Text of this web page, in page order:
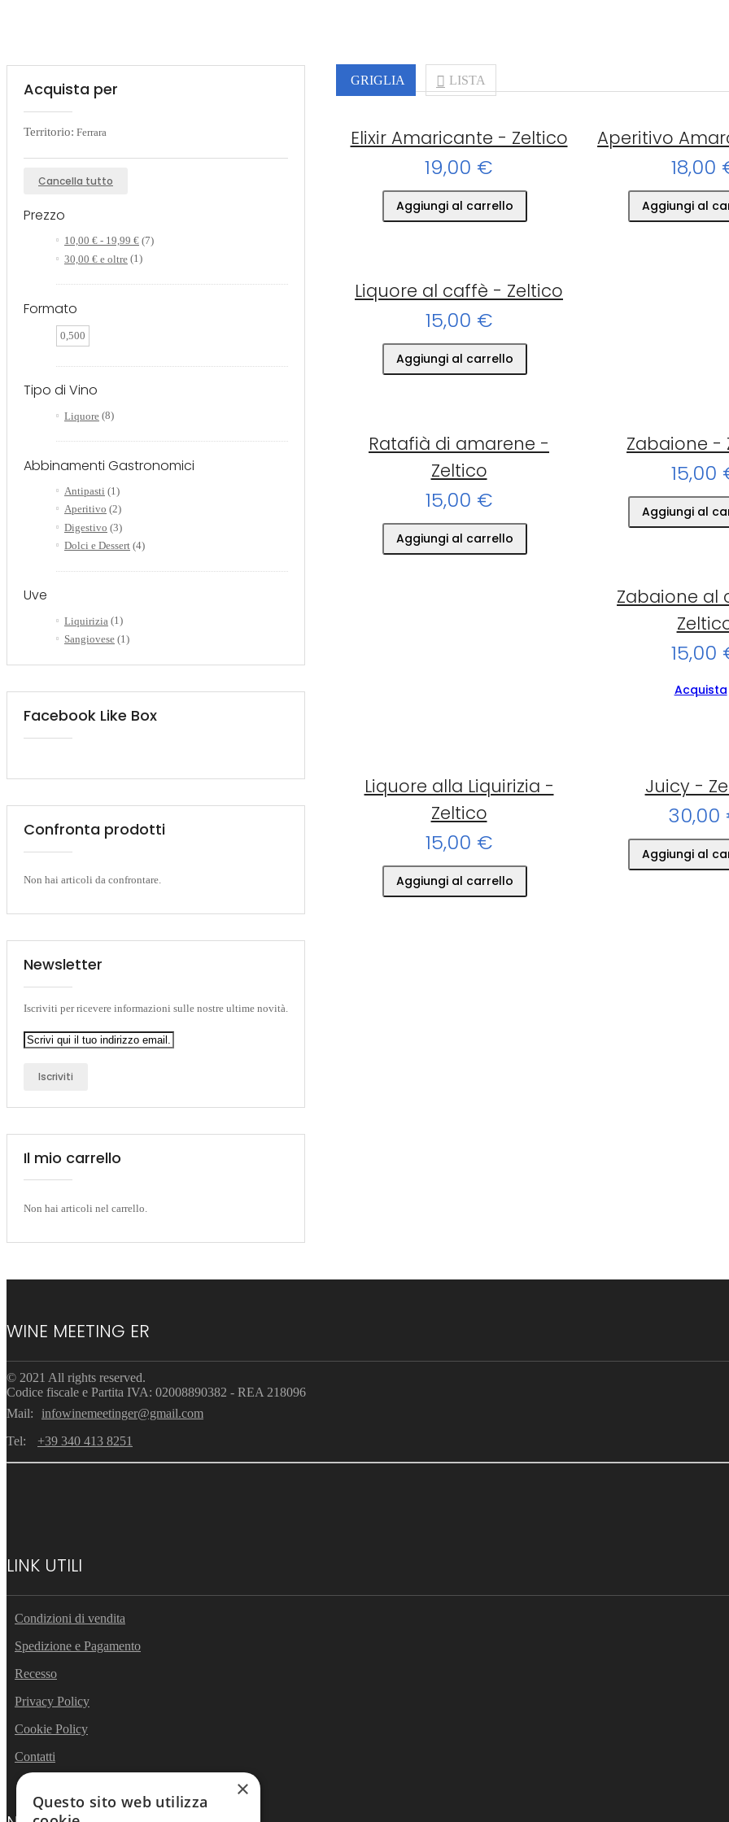
GRIGLIA LISTA
Elixir Amaricante - Zeltico
19,00 €
Aggiungi al carrello
Aperitivo
18,00
Aggiungi al
Liquore al caffè - Zeltico
15,00 €
Aggiungi al carrello
Ratafià di amarene -
Zeltico
15,00 €
Aggiungi al carrello
Zabaione -
15,00
Aggiungi al
Zabaione al
15,00
Acquista
Liquore alla Liquirizia -
Zeltico
15,00 €
Aggiungi al carrello
Juicy -
30,00
Aggiungi al
Acquista per
Territorio: Ferrara
Cancella tutto
Prezzo
10,00 € - 19,99 € (7)
30,00 € e oltre (1)
Formato
0,500
Tipo di Vino
Liquore (8)
Abbinamenti Gastronomici
Antipasti (1)
Aperitivo (2)
Digestivo (3)
Dolci e Dessert (4)
Uve
Liquirizia (1)
Sangiovese (1)
Facebook Like Box
Confronta prodotti
Non hai articoli da confrontare.
Newsletter
Iscriviti per ricevere informazioni sulle nostre ultime novità.
Iscriviti
Il mio carrello
Non hai articoli nel carrello.
WINE MEETING ER
© 2021 All rights reserved.
Codice fiscale e Partita IVA: 02008890382 - REA 218096
Mail:
infowinemeetinger@gmail.com
Tel:
+39 340 413 8251
LINK UTILI
Condizioni di vendita
Spedizione e Pagamento
Recesso
Privacy Policy
Cookie Policy
Contatti
×
Questo sito web utilizza